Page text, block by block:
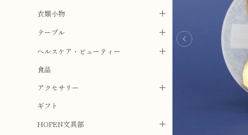
衣類小物
テーブル
ヘルスケア・ビューティー
食品
アクセサリー
ギフト
HOPEN文具部